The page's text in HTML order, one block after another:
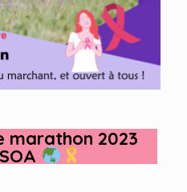
marathon 2023